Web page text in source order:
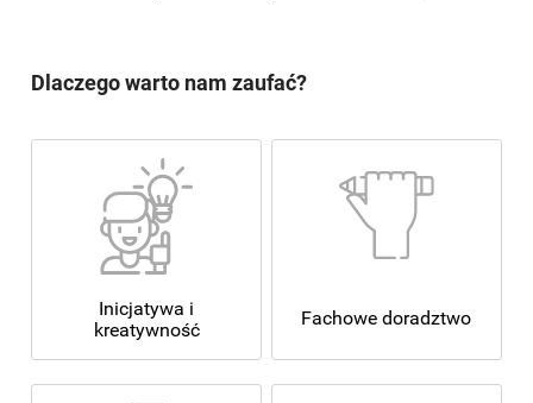
Dlaczego warto nam zaufać?
Inicjatywa i
kreatywność
Fachowe doradztwo